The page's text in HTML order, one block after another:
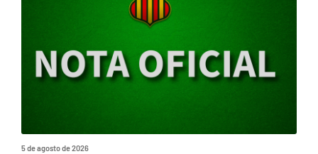
5 de agosto de 2026